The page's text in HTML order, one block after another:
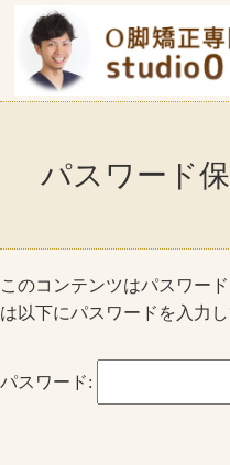
パスワード
このコンテンツはパスワー
は以下にパスワードを入力し
パスワード: